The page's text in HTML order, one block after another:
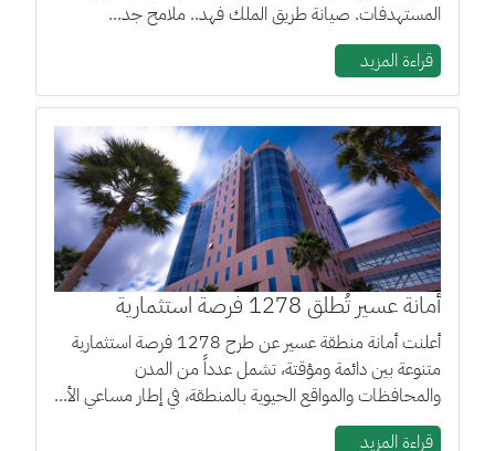
المستهدفات. صيانة طريق الملك فهد.. ملامح جد...
قراءة المزيد
أمانة عسير تُطلق 1278 فرصة استثمارية
أعلنت أمانة منطقة عسير عن طرح 1278 فرصة استثمارية
متنوعة بين دائمة ومؤقتة، تشمل عدداً من المدن
والمحافظات والمواقع الحيوية بالمنطقة، في إطار مساعي الأ...
قراءة المزيد